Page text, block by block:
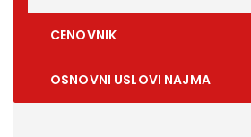
CENOVNIK
OSNOVNI USLOVI NAJMA